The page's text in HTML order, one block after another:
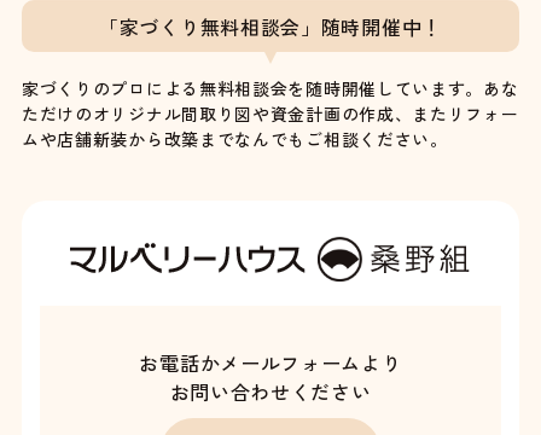
「家づくり無料相談会」随時開催中！
家づくりのプロによる無料相談会を随時開催しています。あな
ただけのオリジナル間取り図や資金計画の作成、またリフォー
ムや店舗新装から改築までなんでもご相談ください。
お電話かメールフォームより
お問い合わせください